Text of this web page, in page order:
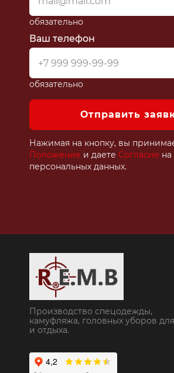
обязательно
Ваш телефон
обязательно
Отправить
Нажимая на кнопку, вы
Положение и даете Согласие на
персональных данных.
Производство спецодежды,
камуфляжа, головных уборов
и отдыха.